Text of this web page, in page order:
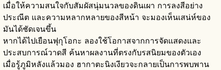
เมื่อให้ความสนใจกับสัมผัสนุ่มนวลของดินเผา การลงสีอย่าง
ประณีต และความหลากหลายของสีหน้า จะมองเห็นเสน่ห์ของ
มันได้ชัดเจนขึ้น
หากได้ไปเยือนฟุกุโอกะ ลองใช้โอกาสจากการจัดแสดงและ
ประสบการณ์วาดสี ค้นหาผลงานที่ตรงกับรสนิยมของตัวเอง
เมื่อรู้ภูมิหลังแล้วมอง ฮากาตะนิงเงียวจะกลายเป็นการพบพาน